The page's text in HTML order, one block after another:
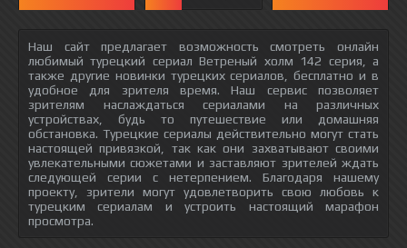
Наш сайт предлагает возможность смотреть онлайн
любимый турецкий сериал Ветреный холм 142 серия, а
также другие новинки турецких сериалов, бесплатно и в
удобное для зрителя время. Наш сервис позволяет
зрителям наслаждаться сериалами на различных
устройствах, будь то путешествие или домашняя
обстановка. Турецкие сериалы действительно могут стать
настоящей привязкой, так как они захватывают своими
увлекательными сюжетами и заставляют зрителей ждать
следующей серии с нетерпением. Благодаря нашему
проекту, зрители могут удовлетворить свою любовь к
турецким сериалам и устроить настоящий марафон
просмотра.